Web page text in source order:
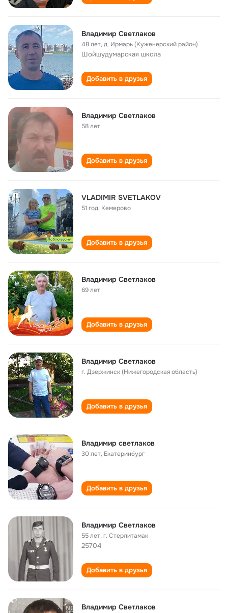
Владимир Светлаков
48 лет,д. Ирмарь (Куженерский район)
Шойшудумарская школа
Добавить в друзья
Владимир Светлаков
58 лет
Добавить в друзья
VLADIMIR SVETLAKOV
51 год, Кемерово
Добавить в друзья
Владимир Светлаков
69 лет
Добавить в друзья
Владимир Светлаков
г. Дзержинск (Нижегородская область)
Добавить в друзья
Владимир светлаков
30 лет, Екатеринбург
Добавить в друзья
Владимир Светлаков
55 лет,г. Стерлитамак
25704
Добавить в друзья
Владимир Светлаков